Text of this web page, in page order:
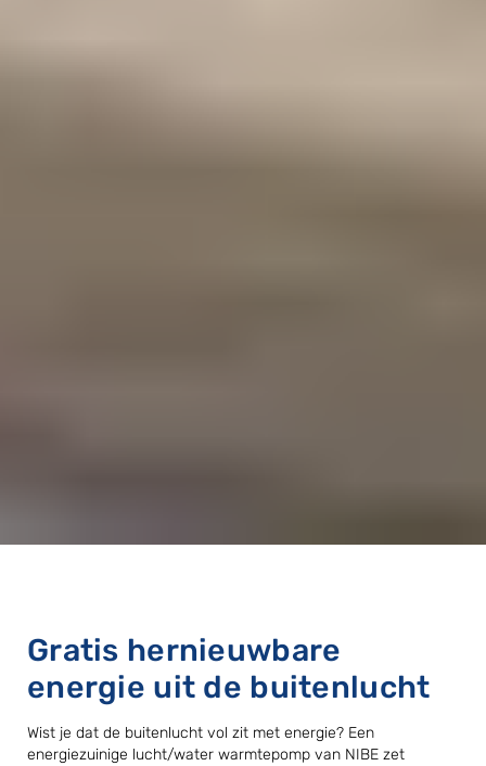
Gratis hernieuwbare
energie uit de buitenlucht
Wist je dat de buitenlucht vol zit met energie? Een
energiezuinige lucht/water warmtepomp van NIBE zet